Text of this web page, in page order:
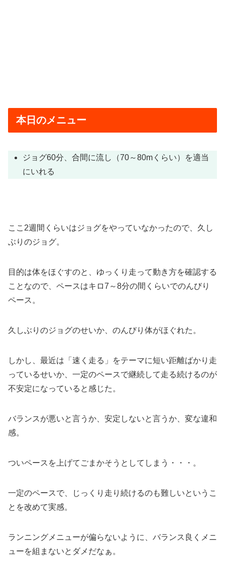
本日のメニュー
ジョグ60分、合間に流し（70～80mくらい）を適当
にいれる
ここ2週間くらいはジョグをやっていなかったので、久し
ぶりのジョグ。
目的は体をほぐすのと、ゆっくり走って動き方を確認する
ことなので、ペースはキロ7～8分の間くらいでのんびり
ペース。
久しぶりのジョグのせいか、のんびり体がほぐれた。
しかし、最近は「速く走る」をテーマに短い距離ばかり走
っているせいか、一定のペースで継続して走る続けるのが
不安定になっていると感じた。
バランスが悪いと言うか、安定しないと言うか、変な違和
感。
ついペースを上げてごまかそうとしてしまう・・・。
一定のペースで、じっくり走り続けるのも難しいというこ
とを改めて実感。
ランニングメニューが偏らないように、バランス良くメニ
ューを組まないとダメだなぁ。